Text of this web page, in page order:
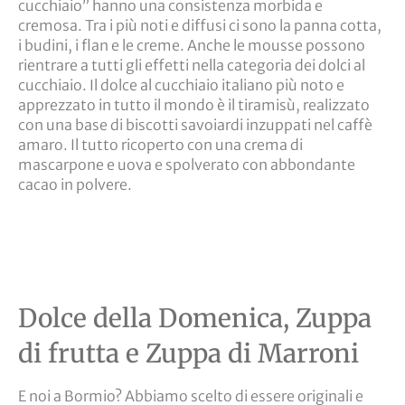
cucchiaio” hanno una consistenza morbida e
cremosa. Tra i più noti e diffusi ci sono la panna cotta,
i budini, i flan e le creme. Anche le mousse possono
rientrare a tutti gli effetti nella categoria dei dolci al
cucchiaio. Il dolce al cucchiaio italiano più noto e
apprezzato in tutto il mondo è il tiramisù, realizzato
con una base di biscotti savoiardi inzuppati nel caffè
amaro. Il tutto ricoperto con una crema di
mascarpone e uova e spolverato con abbondante
cacao in polvere.
Dolce della Domenica, Zuppa
di frutta e Zuppa di Marroni
E noi a Bormio? Abbiamo scelto di essere originali e